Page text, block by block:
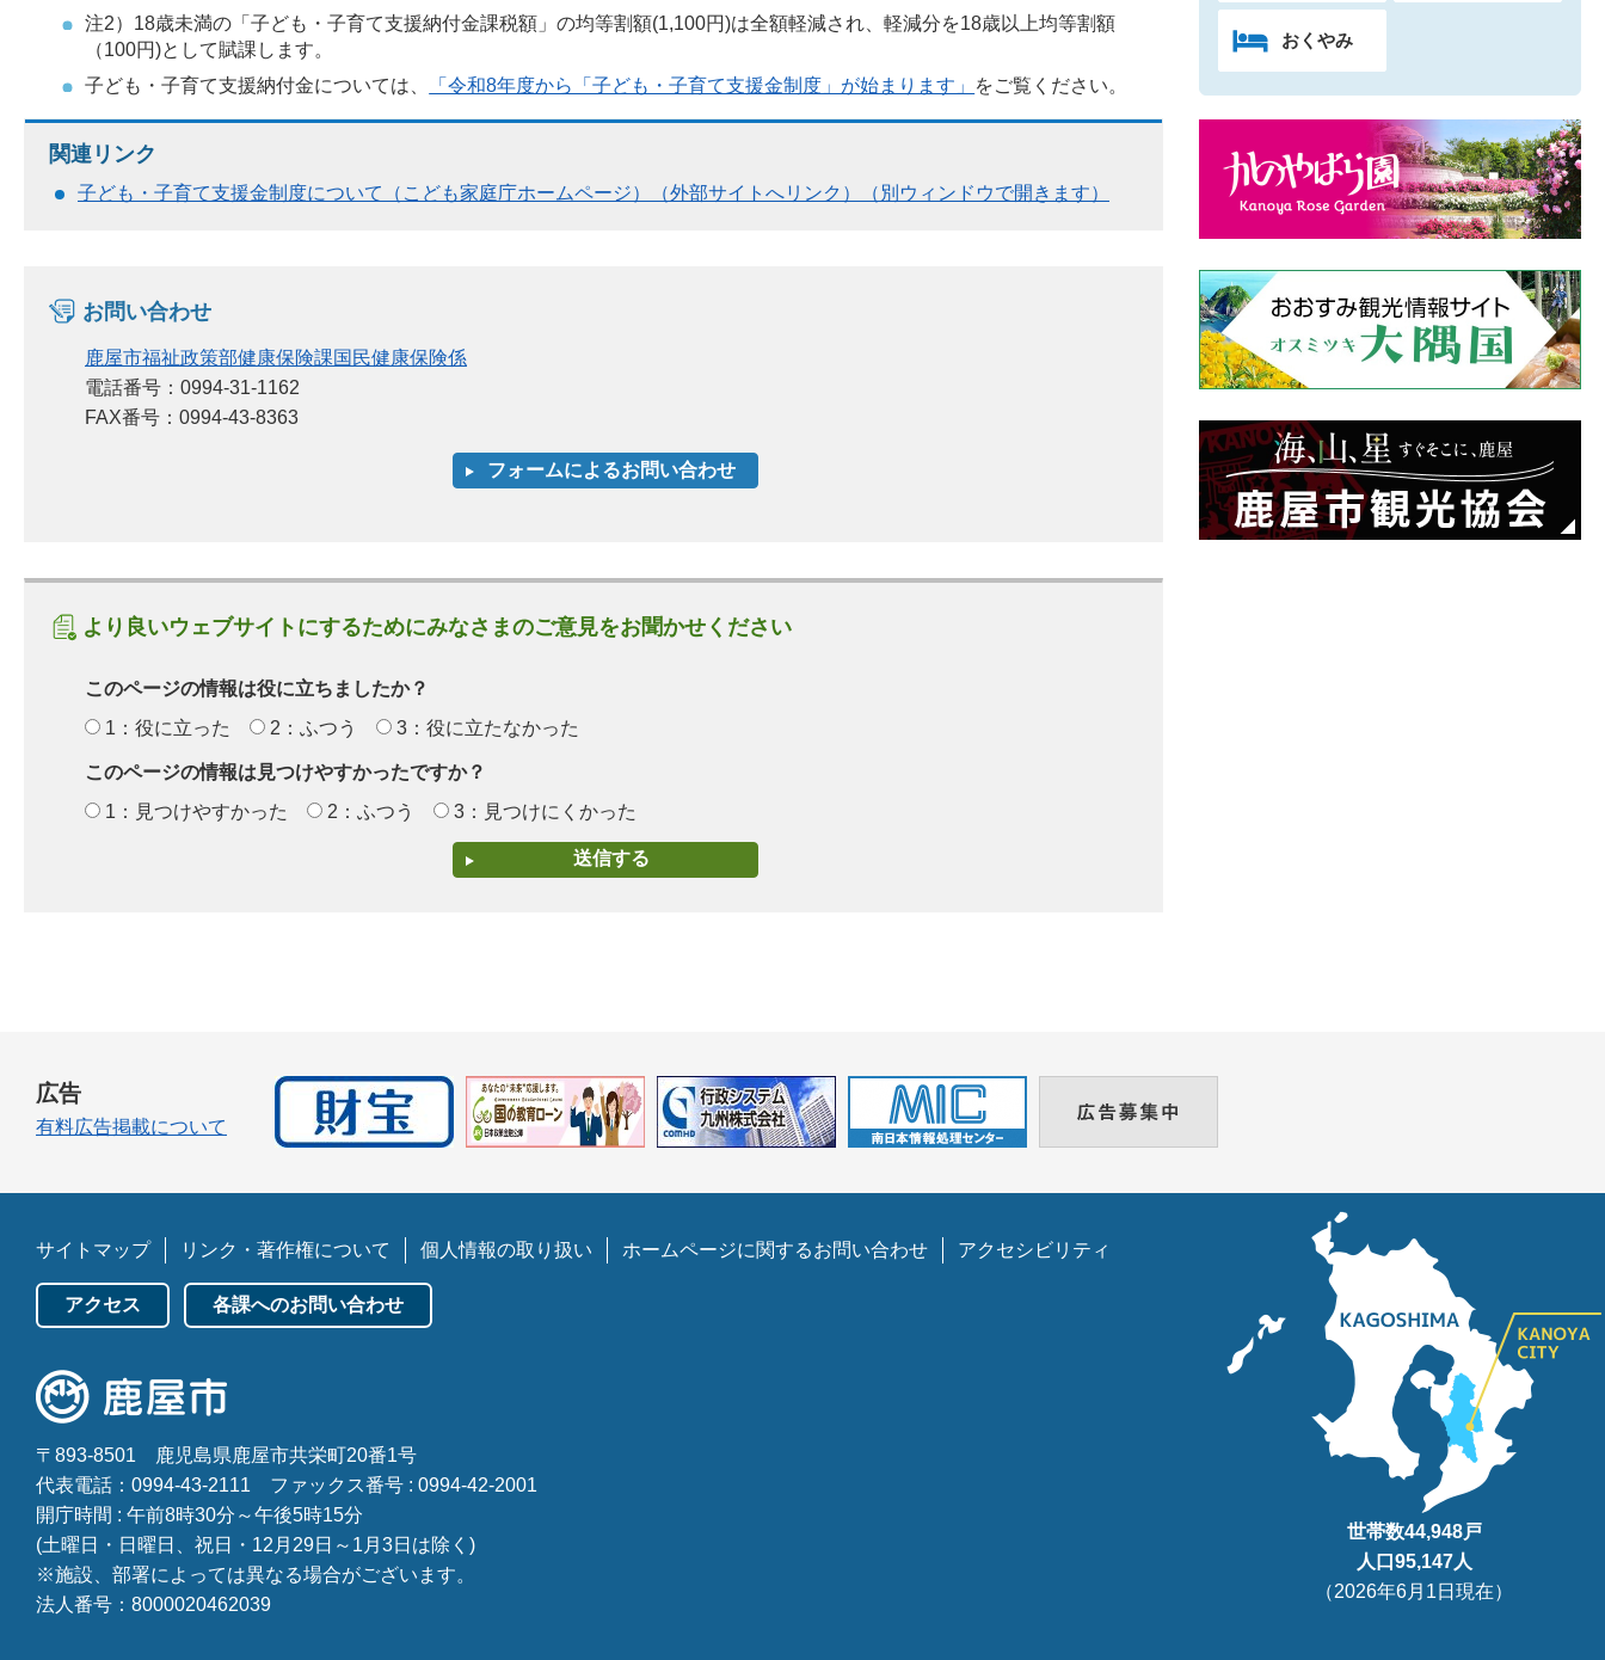
注2）18歳未満の「子ども・子育て支援納付金課税額」の均等割額(1,100円)は全額軽減され、軽減分を18歳以上均等割額
（100円)として賦課します。
子ども・子育て支援納付金については、
「令和8年度から「子ども・子育て支援金制度」が始まります」 をご覧ください。
関連リンク
子ども・子育て支援金制度について（こども家庭庁ホームページ）（外部サイトへリンク）（別ウィンドウで開きます）
お問い合わせ
鹿屋市福祉政策部健康保険課国民健康保険係
電話番号：0994-31-1162
FAX番号：0994-43-8363
より良いウェブサイトにするためにみなさまのご意見をお聞かせください
このページの情報は役に立ちましたか？
1：役に立った
2：ふつう 3：役に立たなかった
このページの情報は見つけやすかったですか？
1：見つけやすかった
2：ふつう 3：見つけにくかった
おくやみ
広告
有料広告掲載について
サイトマップ リンク・著作権について 個人情報の取り扱い ホームページに関するお問い合わせ アクセシビリティ
アクセス 各課へのお問い合わせ
〒893-8501
鹿児島県鹿屋市共栄町20番1号
代表電話：0994-43-2111
ファックス番号 : 0994-42-2001
開庁時間 : 午前8時30分～午後5時15分
(土曜日・日曜日、祝日・12月29日～1月3日は除く)
※施設、部署によっては異なる場合がございます。
法人番号：8000020462039
世帯数44,948戸
人口95,147人
（2026年6月1日現在）